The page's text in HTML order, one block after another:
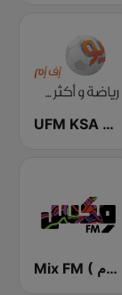
UFM KSA (يو إف إم)
Mix FM ( مكس إف إم )